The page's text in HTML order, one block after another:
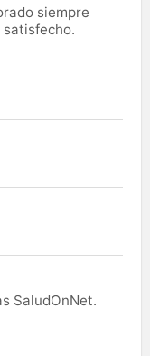
siempre
SaludOnNet.